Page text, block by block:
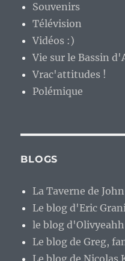
Souvenirs
Télévision
Vidéos :)
Vie sur le Bassin
Vrac'attitudes !
Polémique
BLOGS
La Taverne de
Le blog d'Eric
le blog d'Olivyeahh
Le blog de Greg,